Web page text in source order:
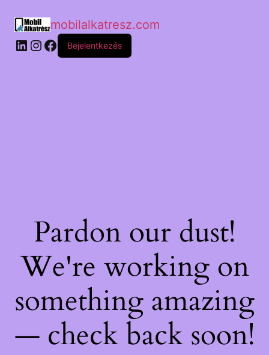
mobilalkatresz.com
Bejelentkezés
Pardon our dust!
We're working on
something amazing
— check back soon!